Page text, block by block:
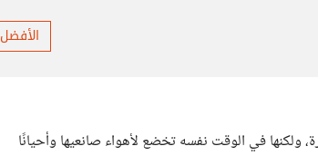
الأفضل
ولكنها في الوقت نفسه تخضع لأهواء صانعيها وأحيانًا